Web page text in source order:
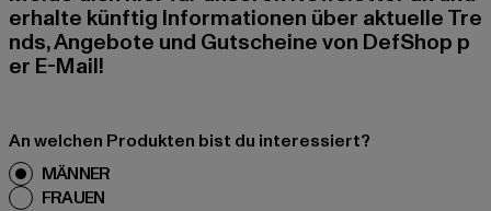
erhalte künftig Informationen über aktuelle Tre
nds, Angebote und Gutscheine von DefShop p
er E-Mail!
An welchen Produkten bist du interessiert?
MÄNNER
FRAUEN